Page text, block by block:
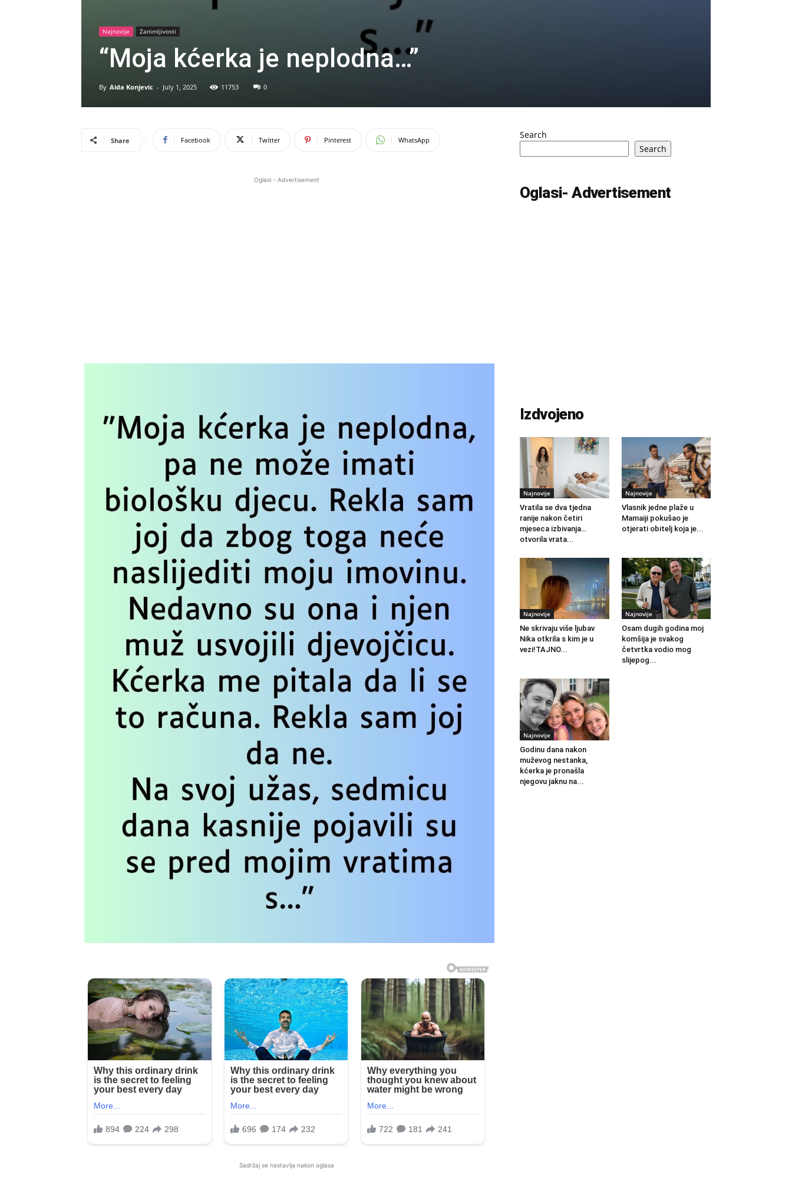
Najnovije Zanimljivosti
“Moja kćerka je neplodna…”
By Aida Konjevic - July 1, 2025 11753 0
Share Facebook Twitter Pinterest WhatsApp
Oglasi - Advertisement
Sadržaj se nastavlja nakon oglasa
Search
Search
Oglasi- Advertisement
Izdvojeno
Najnovije
Vratila se dva tjedna
ranije nakon četiri
mjeseca izbivanja…
otvorila vrata...
Najnovije
Vlasnik jedne plaže u
Mamaiji pokušao je
otjerati obitelj koja je...
Najnovije
Ne skrivaju više ljubav
Nika otkrila s kim je u
vezi!TAJNO...
Najnovije
Osam dugih godina moj
komšija je svakog
četvrtka vodio mog
slijepog...
Najnovije
Godinu dana nakon
muževog nestanka,
kćerka je pronašla
njegovu jaknu na...